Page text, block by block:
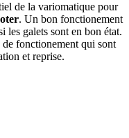
de la variomatique pour
. Un bon fonctionement
les galets sont en bon état.
de fonctionement qui sont
et reprise.